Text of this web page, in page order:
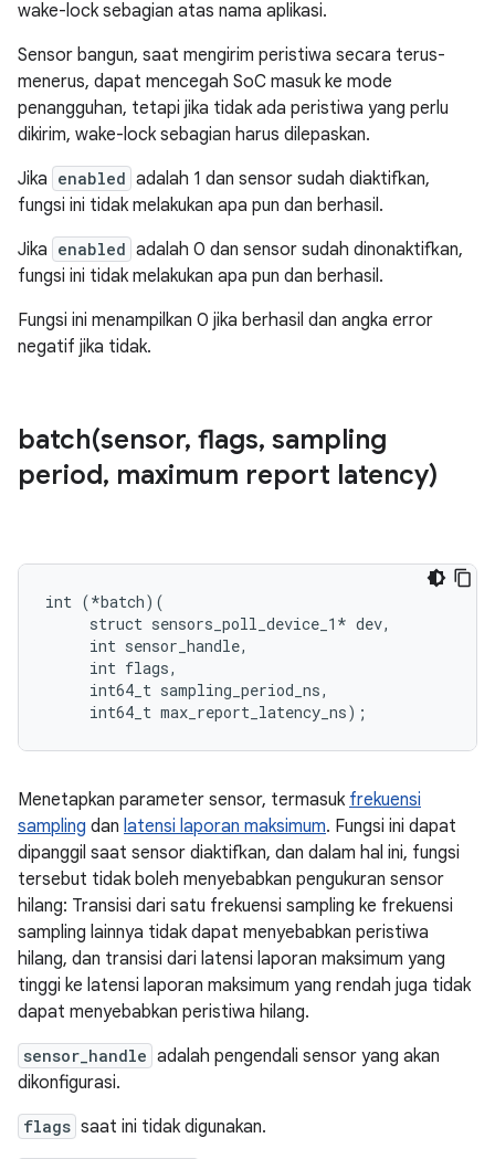
wake-lock sebagian atas nama aplikasi.
Sensor bangun, saat mengirim peristiwa secara terus-
menerus, dapat mencegah SoC masuk ke mode
penangguhan, tetapi jika tidak ada peristiwa yang perlu
dikirim, wake-lock sebagian harus dilepaskan.
Jika enabled adalah 1 dan sensor sudah diaktifkan,
fungsi ini tidak melakukan apa pun dan berhasil.
Jika enabled adalah 0 dan sensor sudah dinonaktifkan,
fungsi ini tidak melakukan apa pun dan berhasil.
Fungsi ini menampilkan 0 jika berhasil dan angka error
negatif jika tidak.
batch(sensor, flags, sampling
period, maximum report latency)
int (*batch)(
     struct sensors_poll_device_1* dev,
     int sensor_handle,
     int flags,
     int64_t sampling_period_ns,
     int64_t max_report_latency_ns);
Menetapkan parameter sensor, termasuk frekuensi
sampling dan latensi laporan maksimum. Fungsi ini dapat
dipanggil saat sensor diaktifkan, dan dalam hal ini, fungsi
tersebut tidak boleh menyebabkan pengukuran sensor
hilang: Transisi dari satu frekuensi sampling ke frekuensi
sampling lainnya tidak dapat menyebabkan peristiwa
hilang, dan transisi dari latensi laporan maksimum yang
tinggi ke latensi laporan maksimum yang rendah juga tidak
dapat menyebabkan peristiwa hilang.
sensor_handle adalah pengendali sensor yang akan
dikonfigurasi.
flags saat ini tidak digunakan.